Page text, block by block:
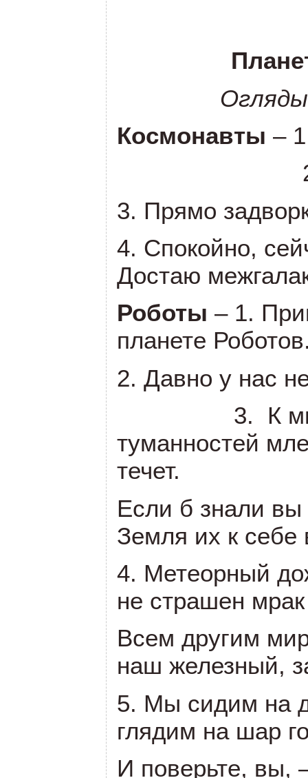
Космонавты –
3. Прямо
4. Спокойно,
Достаю
Роботы – 1.
планете
2. Давно у нас
3. К
туманностей
течет.
Если б знали вы
Земля их к себе
4. Метеорный
не страшен
Всем другим
наш железный,
5. Мы сидим на
глядим на шар
И поверьте, вы,